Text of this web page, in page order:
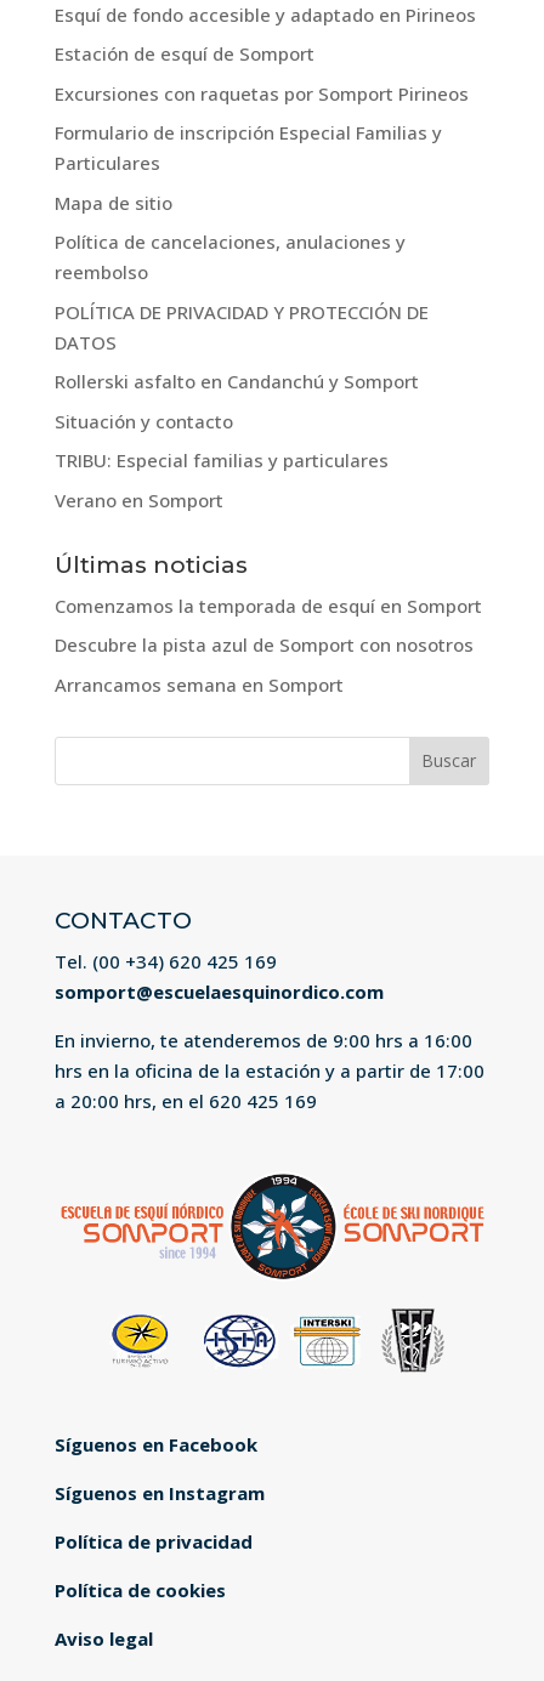
Esquí de fondo accesible y adaptado en Pirineos
Estación de esquí de Somport
Excursiones con raquetas por Somport Pirineos
Formulario de inscripción Especial Familias y
Particulares
Mapa de sitio
Política de cancelaciones, anulaciones y
reembolso
POLÍTICA DE PRIVACIDAD Y PROTECCIÓN DE
DATOS
Rollerski asfalto en Candanchú y Somport
Situación y contacto
TRIBU: Especial familias y particulares
Verano en Somport
Últimas noticias
Comenzamos la temporada de esquí en Somport
Descubre la pista azul de Somport con nosotros
Arrancamos semana en Somport
Buscar:
CONTACTO
Tel. (00 +34) 620 425 169
somport@escuelaesquinordico.com
En invierno, te atenderemos de 9:00 hrs a 16:00
hrs en la oficina de la estación y a partir de 17:00
a 20:00 hrs, en el 620 425 169
Síguenos en Facebook
Síguenos en Instagram
Política de privacidad
Política de cookies
Aviso legal